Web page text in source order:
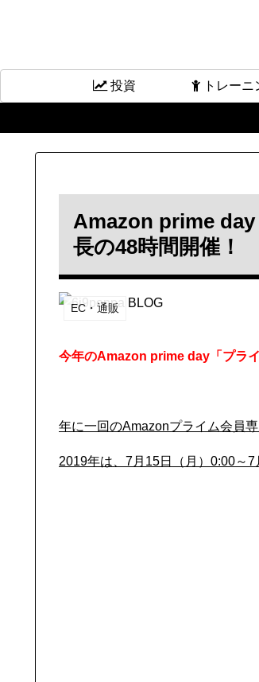
投資 トレーニ
Amazon prime day
長の48時間開催！
EC・通販
今年のAmazon prime day「プラ
年に一回のAmazonプライム会員
2019年は、7月15日（月）0:00～